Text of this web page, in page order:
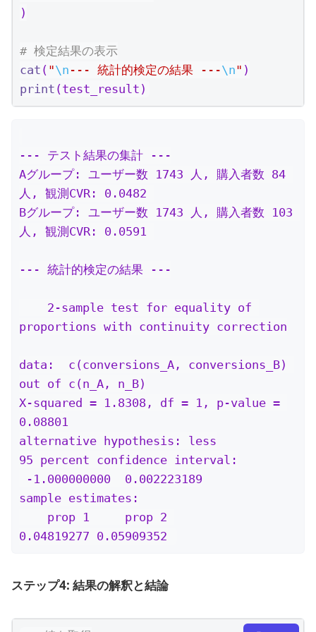
)
# 検定結果の表示
cat ( "\n --- 統計的検定の結果 ---\n" )
print (test_result)
--- テスト結果の集計 ---
Aグループ: ユーザー数 1743 人, 購入者数 84
人, 観測CVR: 0.0482
Bグループ: ユーザー数 1743 人, 購入者数 103
人, 観測CVR: 0.0591
--- 統計的検定の結果 ---
proportions with continuity correction
data:  c(conversions_A, conversions_B)
out of c(n_A, n_B)
X-squared = 1.8308, df = 1, p-value =
0.08801
alternative hypothesis: less
95 percent confidence interval:
sample estimates:
0.04819277 0.05909352
ステップ4: 結果の解釈と結論